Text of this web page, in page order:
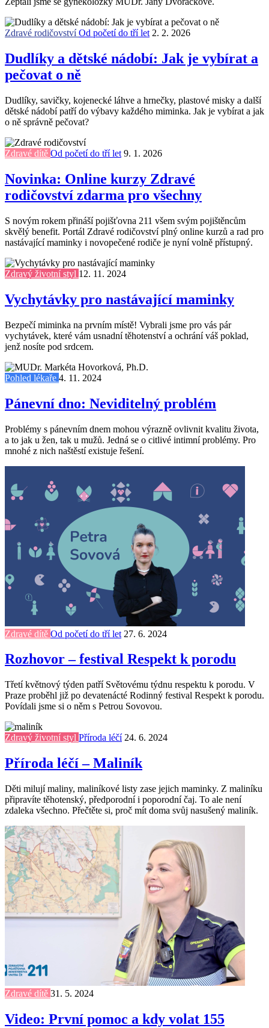
Zdravé rodičovstvíOd početí do tří let 2. 2. 2026
Dudlíky a dětské nádobí: Jak je vybírat a
pečovat o ně
Dudlíky, savičky, kojenecké láhve a hrnečky, plastové misky a další
dětské nádobí patří do výbavy každého miminka. Jak je vybírat a jak
o ně správně pečovat?
Zdravé dítě Od početí do tří let 9. 1. 2026
Novinka: Online kurzy Zdravé
rodičovství zdarma pro všechny
S novým rokem přináší pojišťovna 211 všem svým pojištěncům
skvělý benefit. Portál Zdravé rodičovství plný online kurzů a rad pro
nastávající maminky i novopečené rodiče je nyní volně přístupný.
Zdravý životní styl 12. 11. 2024
Vychytávky pro nastávající maminky
Bezpečí miminka na prvním místě! Vybrali jsme pro vás pár
vychytávek, které vám usnadní těhotenství a ochrání váš poklad,
jenž nosíte pod srdcem.
Pohled lékaře 4. 11. 2024
Pánevní dno: Neviditelný problém
Problémy s pánevním dnem mohou výrazně ovlivnit kvalitu života,
a to jak u žen, tak u mužů. Jedná se o citlivé intimní problémy. Pro
mnohé z nich naštěstí existuje řešení.
Zdravé dítě Od početí do tří let 27. 6. 2024
Rozhovor – festival Respekt k porodu
Třetí květnový týden patří Světovému týdnu respektu k porodu. V
Praze proběhl již po devatenácté Rodinný festival Respekt k porodu.
Povídali jsme si o něm s Petrou Sovovou.
Zdravý životní styl Příroda léčí 24. 6. 2024
Příroda léčí – Maliník
Děti milují maliny, maliníkové listy zase jejich maminky. Z maliníku
připravíte těhotenský, předporodní i poporodní čaj. To ale není
zdaleka všechno. Přečtěte si, proč mít doma svůj nasušený maliník.
Zdravé dítě 31. 5. 2024
Video: První pomoc a kdy volat 155